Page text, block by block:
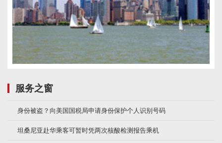
服务之窗
身份被盗？向美国国税局申请身份保护个人识别号码
坦桑尼亚赴华乘客可暂时凭两次核酸检测报告乘机